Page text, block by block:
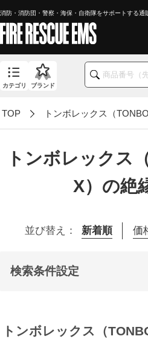
消防・消防団・警察・海保・自衛隊をサポートする通
カテゴリ ブランド
TOP トンボレックス（
トンボレックス
X）の絶
並び替え： 新着順 価
検索条件設定
トンボレックス（